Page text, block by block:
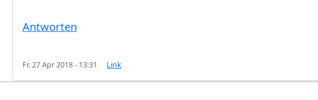
Antworten
Fr. 27 Apr 2018 - 13:31 Link